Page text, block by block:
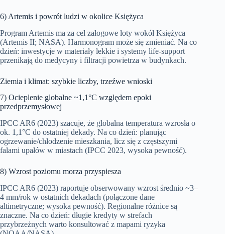
6) Artemis i powrót ludzi w okolice Księżyca
Program Artemis ma za cel załogowe loty wokół Księżyca
(Artemis II; NASA). Harmonogram może się zmieniać. Na co
dzień: inwestycje w materiały lekkie i systemy life-support
przenikają do medycyny i filtracji powietrza w budynkach.
Ziemia i klimat: szybkie liczby, trzeźwe wnioski
7) Ocieplenie globalne ~1,1°C względem epoki
przedprzemysłowej
IPCC AR6 (2023) szacuje, że globalna temperatura wzrosła o
ok. 1,1°C do ostatniej dekady. Na co dzień: planując
ogrzewanie/chłodzenie mieszkania, licz się z częstszymi
falami upałów w miastach (IPCC 2023, wysoka pewność).
8) Wzrost poziomu morza przyspiesza
IPCC AR6 (2023) raportuje obserwowany wzrost średnio ~3–
4 mm/rok w ostatnich dekadach (połączone dane
altimetryczne; wysoka pewność). Regionalne różnice są
znaczne. Na co dzień: długie kredyty w strefach
przybrzeżnych warto konsultować z mapami ryzyka